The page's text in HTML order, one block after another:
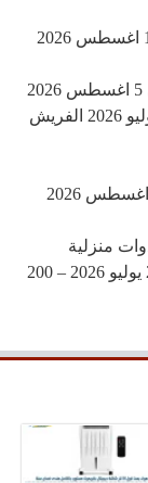
عروض خير زمان اليوم 2 اغسطس – 13 اغسطس 2026
عروض رنين اليوم الاحد والاثنين 26 و 27 يوليو 2026 – 200